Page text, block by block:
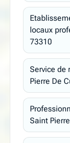
locaux
73310
Service de
Pierre De
Saint